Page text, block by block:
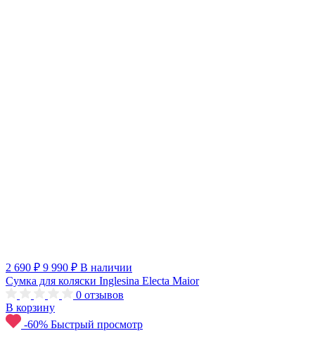
2 690 ₽ 9 990 ₽ В наличии
Сумка для коляски Inglesina Electa Maior
0 отзывов
В корзину
-60% Быстрый просмотр